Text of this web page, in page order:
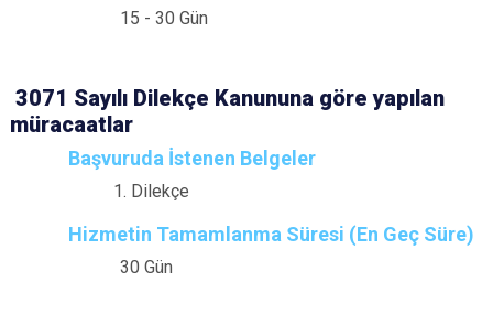
15 - 30 Gün
3071 Sayılı Dilekçe Kanununa göre yapılan
müracaatlar
Başvuruda İstenen Belgeler
Dilekçe
Hizmetin Tamamlanma Süresi (En Geç Süre)
30 Gün